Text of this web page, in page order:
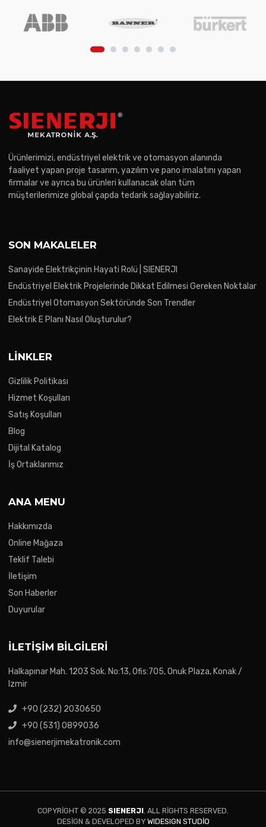
Ürünlerimizi, endüstriyel elektrik ve otomasyon alanında
faaliyet yapan proje tasarım, yazılım ve pano imalatını yapan
firmalar ve ayrıca bu ürünleri kullanacak olan tüm
müşterilerimize global çapda tedarik sağlayabiliriz.
SON MAKALELER
Sanayide Elektrikçinin Hayati Rolü | SIENERJI
Endüstriyel Elektrik Projelerinde Dikkat Edilmesi Gereken Noktalar
Endüstriyel Otomasyon Sektöründe Son Trendler
Elektrik E Planı Nasıl Oluşturulur?
LINKLER
Gizlilik Politikası
Hizmet Koşulları
Satış Koşulları
Blog
Dijital Katalog
İş Ortaklarımız
ANA MENU
Hakkımızda
Online Mağaza
Teklif Talebi
İletişim
Son Haberler
Duyurular
İLETIŞIM BILGILERI
Halkapınar Mah. 1203 Sok. No:13, Ofis:705, Onuk Plaza, Konak /
Izmir
+90 (232) 2030650
+90 (531) 0899036
info@sienerjimekatronik.com
COPYRIGHT © 2025 SIENERJI. ALL RIGHTS RESERVED.
DESIGN & DEVELOPED BY WIDESIGN STUDIO